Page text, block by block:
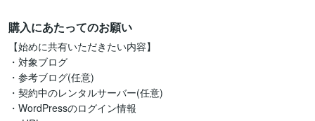
購入にあたってのお願い
【始めに共有いただきたい内容】
・対象ブログ
・参考ブログ(任意)
・契約中のレンタルサーバー(任意)
・WordPressのログイン情報